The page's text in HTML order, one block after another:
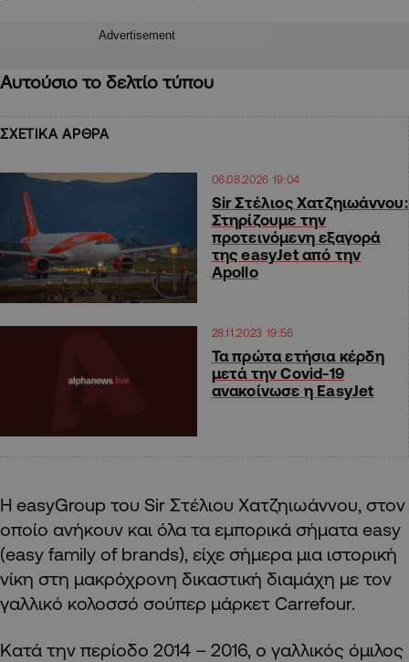
Advertisement
Αυτούσιo το δελτίο τύπου
ΣΧΕΤΙΚΑ ΑΡΘΡΑ
06.08.2026 19:04
Sir Στέλιος Χατζηιωάννου:
Στηρίζουμε την
προτεινόμενη εξαγορά
της easyJet από την
Apollo
28.11.2023 19:56
Τα πρώτα ετήσια κέρδη
μετά την Covid-19
ανακοίνωσε η EasyJet
Η easyGroup του Sir Στέλιου Χατζηιωάννου, στον
οποίο ανήκουν και όλα τα εμπορικά σήματα easy
(easy family of brands), είχε σήμερα μια ιστορική
νίκη στη μακρόχρονη δικαστική διαμάχη με τον
γαλλικό κολοσσό σούπερ μάρκετ Carrefour.
Κατά την περίοδο 2014 – 2016, ο γαλλικός όμιλος